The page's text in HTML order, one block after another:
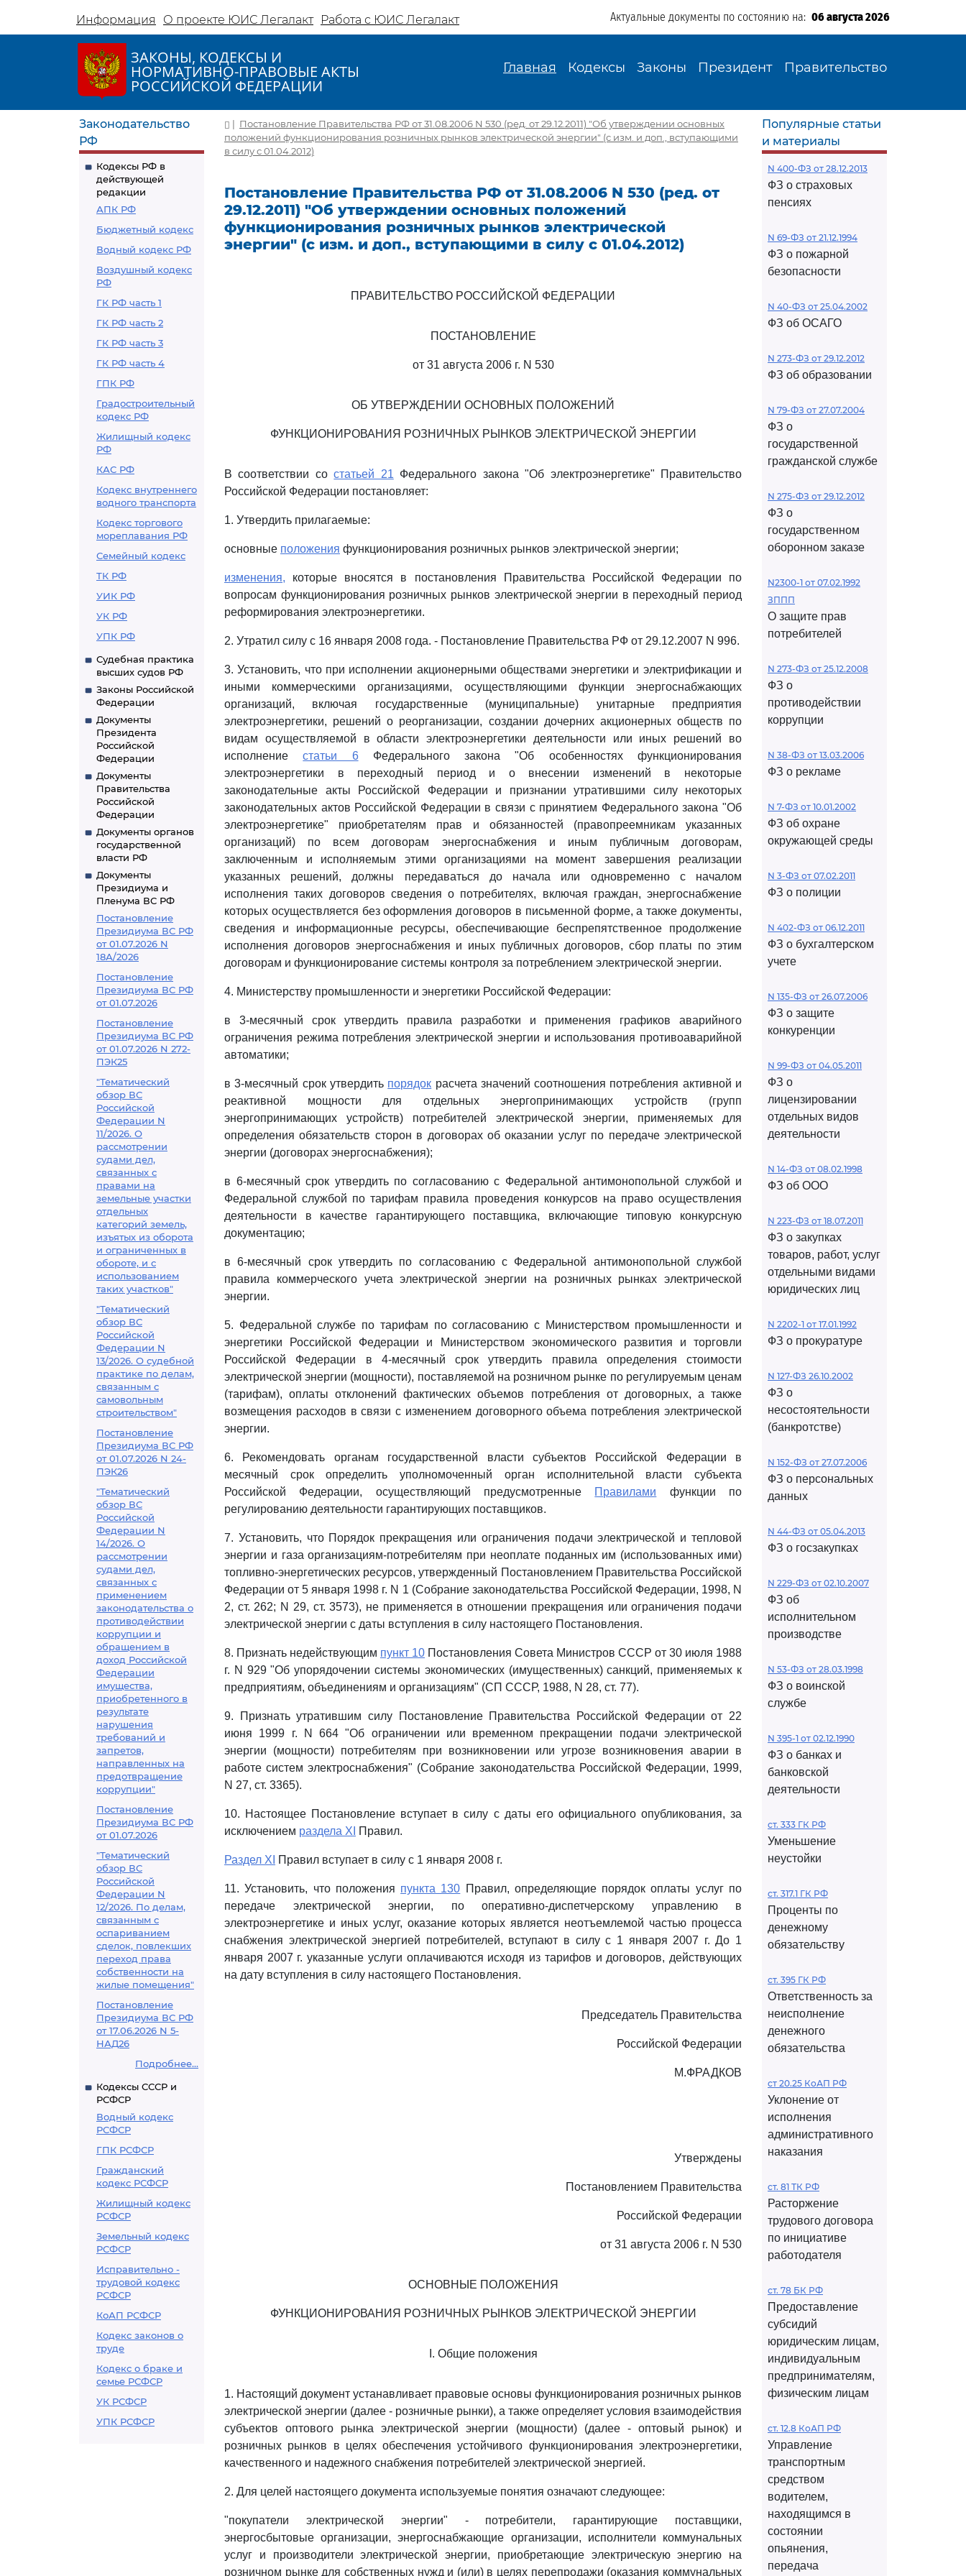
Информация О проекте ЮИС Легалакт Работа с ЮИС Легалакт Актуальные документы по состоянию на: 06 августа 2026
ЗАКОНЫ, КОДЕКСЫ И
НОРМАТИВНО-ПРАВОВЫЕ АКТЫ
РОССИЙСКОЙ ФЕДЕРАЦИИ
Главная Кодексы Законы Президент Правительство
Законодательство
РФ
Кодексы РФ в
действующей
редакции
АПК РФ
Бюджетный кодекс
Водный кодекс РФ
Воздушный кодекс
РФ
ГК РФ часть 1
ГК РФ часть 2
ГК РФ часть 3
ГК РФ часть 4
ГПК РФ
Градостроительный
кодекс РФ
Жилищный кодекс
РФ
КАС РФ
Кодекс внутреннего
водного транспорта
Кодекс торгового
мореплавания РФ
Семейный кодекс
ТК РФ
УИК РФ
УК РФ
УПК РФ
Судебная практика
высших судов РФ
Законы Российской
Федерации
Документы
Президента
Российской
Федерации
Документы
Правительства
Российской
Федерации
Документы органов
государственной
власти РФ
Документы
Президиума и
Пленума ВС РФ
Постановление
Президиума ВС РФ
от 01.07.2026 N
18А/2026
Постановление
Президиума ВС РФ
от 01.07.2026
Постановление
Президиума ВС РФ
от 01.07.2026 N 272-
ПЭК25
"Тематический
обзор ВС
Российской
Федерации N
11/2026. О
рассмотрении
судами дел,
связанных с
правами на
земельные участки
отдельных
категорий земель,
изъятых из оборота
и ограниченных в
обороте, и с
использованием
таких участков"
"Тематический
обзор ВС
Российской
Федерации N
13/2026. О судебной
практике по делам,
связанным с
самовольным
строительством"
Постановление
Президиума ВС РФ
от 01.07.2026 N 24-
ПЭК26
"Тематический
обзор ВС
Российской
Федерации N
14/2026. О
рассмотрении
судами дел,
связанных с
применением
законодательства о
противодействии
коррупции и
обращением в
доход Российской
Федерации
имущества,
приобретенного в
результате
нарушения
требований и
запретов,
направленных на
предотвращение
коррупции"
Постановление
Президиума ВС РФ
от 01.07.2026
"Тематический
обзор ВС
Российской
Федерации N
12/2026. По делам,
связанным с
оспариванием
сделок, повлекших
переход права
собственности на
жилые помещения"
Постановление
Президиума ВС РФ
от 17.06.2026 N 5-
НАД26
Подробнее...
Кодексы СССР и
РСФСР
Водный кодекс
РСФСР
ГПК РСФСР
Гражданский
кодекс РСФСР
Жилищный кодекс
РСФСР
Земельный кодекс
РСФСР
Исправительно -
трудовой кодекс
РСФСР
КоАП РСФСР
Кодекс законов о
труде
Кодекс о браке и
семье РСФСР
УК РСФСР
УПК РСФСР
| Постановление Правительства РФ от 31.08.2006 N 530 (ред. от 29.12.2011) "Об утверждении основных
положений функционирования розничных рынков электрической энергии" (с изм. и доп., вступающими
в силу с 01.04.2012)
Постановление Правительства РФ от 31.08.2006 N 530 (ред. от
29.12.2011) "Об утверждении основных положений
функционирования розничных рынков электрической
энергии" (с изм. и доп., вступающими в силу с 01.04.2012)
ПРАВИТЕЛЬСТВО РОССИЙСКОЙ ФЕДЕРАЦИИ
ПОСТАНОВЛЕНИЕ
от 31 августа 2006 г. N 530
ОБ УТВЕРЖДЕНИИ ОСНОВНЫХ ПОЛОЖЕНИЙ
ФУНКЦИОНИРОВАНИЯ РОЗНИЧНЫХ РЫНКОВ ЭЛЕКТРИЧЕСКОЙ ЭНЕРГИИ
В соответствии состатьей 21 Федерального закона "Об электроэнергетике" Правительство
Российской Федерации постановляет:
1. Утвердить прилагаемые:
основные положения функционирования розничных рынков электрической энергии;
изменения, которые вносятся в постановления Правительства Российской Федерации по
вопросам функционирования розничных рынков электрической энергии в переходный период
реформирования электроэнергетики.
2. Утратил силу с 16 января 2008 года. - Постановление Правительства РФ от 29.12.2007 N 996.
3. Установить, что при исполнении акционерными обществами энергетики и электрификации и
иными коммерческими организациями, осуществляющими функции энергоснабжающих
организаций, включая государственные (муниципальные) унитарные предприятия
электроэнергетики, решений о реорганизации, создании дочерних акционерных обществ по
видам осуществляемой в области электроэнергетики деятельности или иных решений во
исполнениестатьи 6Федерального закона "Об особенностях функционирования
электроэнергетики в переходный период и о внесении изменений в некоторые
законодательные акты Российской Федерации и признании утратившими силу некоторых
законодательных актов Российской Федерации в связи с принятием Федерального закона "Об
электроэнергетике" приобретателям прав и обязанностей (правопреемникам указанных
организаций) по всем договорам энергоснабжения и иным публичным договорам,
заключенным и исполняемым этими организациями на момент завершения реализации
указанных решений, должны передаваться до начала или одновременно с началом
исполнения таких договоров сведения о потребителях, включая граждан, энергоснабжение
которых осуществляется без оформления договоров в письменной форме, а также документы,
сведения и информационные ресурсы, обеспечивающие беспрепятственное продолжение
исполнения договоров энергоснабжения и иных публичных договоров, сбор платы по этим
договорам и функционирование системы контроля за потреблением электрической энергии.
4. Министерству промышленности и энергетики Российской Федерации:
в 3-месячный срок утвердить правила разработки и применения графиков аварийного
ограничения режима потребления электрической энергии и использования противоаварийной
автоматики;
в 3-месячный срок утвердить порядок расчета значений соотношения потребления активной и
реактивной мощности для отдельных энергопринимающих устройств (групп
энергопринимающих устройств) потребителей электрической энергии, применяемых для
определения обязательств сторон в договорах об оказании услуг по передаче электрической
энергии (договорах энергоснабжения);
в 6-месячный срок утвердить по согласованию с Федеральной антимонопольной службой и
Федеральной службой по тарифам правила проведения конкурсов на право осуществления
деятельности в качестве гарантирующего поставщика, включающие типовую конкурсную
документацию;
в 6-месячный срок утвердить по согласованию с Федеральной антимонопольной службой
правила коммерческого учета электрической энергии на розничных рынках электрической
энергии.
5. Федеральной службе по тарифам по согласованию с Министерством промышленности и
энергетики Российской Федерации и Министерством экономического развития и торговли
Российской Федерации в 4-месячный срок утвердить правила определения стоимости
электрической энергии (мощности), поставляемой на розничном рынке по регулируемым ценам
(тарифам), оплаты отклонений фактических объемов потребления от договорных, а также
возмещения расходов в связи с изменением договорного объема потребления электрической
энергии.
6. Рекомендовать органам государственной власти субъектов Российской Федерации в
месячный срок определить уполномоченный орган исполнительной власти субъекта
Российской Федерации, осуществляющий предусмотренные Правилами функции по
регулированию деятельности гарантирующих поставщиков.
7. Установить, что Порядок прекращения или ограничения подачи электрической и тепловой
энергии и газа организациям-потребителям при неоплате поданных им (использованных ими)
топливно-энергетических ресурсов, утвержденный Постановлением Правительства Российской
Федерации от 5 января 1998 г. N 1 (Собрание законодательства Российской Федерации, 1998, N
2, ст. 262; N 29, ст. 3573), не применяется в отношении прекращения или ограничения подачи
электрической энергии с даты вступления в силу настоящего Постановления.
8. Признать недействующим пункт 10 Постановления Совета Министров СССР от 30 июля 1988
г. N 929 "Об упорядочении системы экономических (имущественных) санкций, применяемых к
предприятиям, объединениям и организациям" (СП СССР, 1988, N 28, ст. 77).
9. Признать утратившим силу Постановление Правительства Российской Федерации от 22
июня 1999 г. N 664 "Об ограничении или временном прекращении подачи электрической
энергии (мощности) потребителям при возникновении или угрозе возникновения аварии в
работе систем электроснабжения" (Собрание законодательства Российской Федерации, 1999,
N 27, ст. 3365).
10. Настоящее Постановление вступает в силу с даты его официального опубликования, за
исключением раздела XI Правил.
Раздел XI Правил вступает в силу с 1 января 2008 г.
11. Установить, что положения пункта 130 Правил, определяющие порядок оплаты услуг по
передаче электрической энергии, по оперативно-диспетчерскому управлению в
электроэнергетике и иных услуг, оказание которых является неотъемлемой частью процесса
снабжения электрической энергией потребителей, вступают в силу с 1 января 2007 г. До 1
января 2007 г. указанные услуги оплачиваются исходя из тарифов и договоров, действующих
на дату вступления в силу настоящего Постановления.
Председатель Правительства
Российской Федерации
М.ФРАДКОВ
Утверждены
Постановлением Правительства
Российской Федерации
от 31 августа 2006 г. N 530
ОСНОВНЫЕ ПОЛОЖЕНИЯ
ФУНКЦИОНИРОВАНИЯ РОЗНИЧНЫХ РЫНКОВ ЭЛЕКТРИЧЕСКОЙ ЭНЕРГИИ
I. Общие положения
1. Настоящий документ устанавливает правовые основы функционирования розничных рынков
электрической энергии (далее - розничные рынки), а также определяет условия взаимодействия
субъектов оптового рынка электрической энергии (мощности) (далее - оптовый рынок) и
розничных рынков в целях обеспечения устойчивого функционирования электроэнергетики,
качественного и надежного снабжения потребителей электрической энергией.
2. Для целей настоящего документа используемые понятия означают следующее:
"покупатели электрической энергии" - потребители, гарантирующие поставщики,
энергосбытовые организации, энергоснабжающие организации, исполнители коммунальных
услуг и производители электрической энергии, приобретающие электрическую энергию на
розничном рынке для собственных нужд и (или) в целях перепродажи (оказания коммунальных
Популярные статьи
и материалы
N 400-ФЗ от 28.12.2013
ФЗ о страховых
пенсиях
N 69-ФЗ от 21.12.1994
ФЗ о пожарной
безопасности
N 40-ФЗ от 25.04.2002
ФЗ об ОСАГО
N 273-ФЗ от 29.12.2012
ФЗ об образовании
N 79-ФЗ от 27.07.2004
ФЗ о
государственной
гражданской службе
N 275-ФЗ от 29.12.2012
ФЗ о
государственном
оборонном заказе
N2300-1 от 07.02.1992
ЗППП
О защите прав
потребителей
N 273-ФЗ от 25.12.2008
ФЗ о
противодействии
коррупции
N 38-ФЗ от 13.03.2006
ФЗ о рекламе
N 7-ФЗ от 10.01.2002
ФЗ об охране
окружающей среды
N 3-ФЗ от 07.02.2011
ФЗ о полиции
N 402-ФЗ от 06.12.2011
ФЗ о бухгалтерском
учете
N 135-ФЗ от 26.07.2006
ФЗ о защите
конкуренции
N 99-ФЗ от 04.05.2011
ФЗ о
лицензировании
отдельных видов
деятельности
N 14-ФЗ от 08.02.1998
ФЗ об ООО
N 223-ФЗ от 18.07.2011
ФЗ о закупках
товаров, работ, услуг
отдельными видами
юридических лиц
N 2202-1 от 17.01.1992
ФЗ о прокуратуре
N 127-ФЗ 26.10.2002
ФЗ о
несостоятельности
(банкротстве)
N 152-ФЗ от 27.07.2006
ФЗ о персональных
данных
N 44-ФЗ от 05.04.2013
ФЗ о госзакупках
N 229-ФЗ от 02.10.2007
ФЗ об
исполнительном
производстве
N 53-ФЗ от 28.03.1998
ФЗ о воинской
службе
N 395-1 от 02.12.1990
ФЗ о банках и
банковской
деятельности
ст. 333 ГК РФ
Уменьшение
неустойки
ст. 317.1 ГК РФ
Проценты по
денежному
обязательству
ст. 395 ГК РФ
Ответственность за
неисполнение
денежного
обязательства
ст 20.25 КоАП РФ
Уклонение от
исполнения
административного
наказания
ст. 81 ТК РФ
Расторжение
трудового договора
по инициативе
работодателя
ст. 78 БК РФ
Предоставление
субсидий
юридическим лицам,
индивидуальным
предпринимателям,
физическим лицам
ст. 12.8 КоАП РФ
Управление
транспортным
средством
водителем,
находящимся в
состоянии
опьянения,
передача